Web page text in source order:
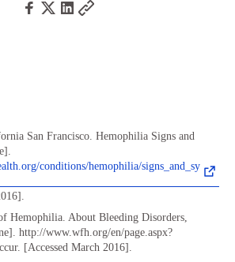
San Francisco. Hemophilia Signs and
conditions/hemophilia/signs_and_sy
Hemophilia. About Bleeding Disorders,
http://www.wfh.org/en/page.aspx?
[Accessed March 2016].